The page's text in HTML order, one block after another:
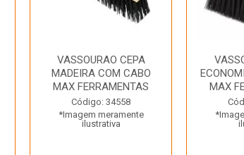
VASSOURAO CEPA
MADEIRA COM CABO
MAX FERRAMENTAS
Código: 34558
*Imagem meramente
ilustrativa
MAX